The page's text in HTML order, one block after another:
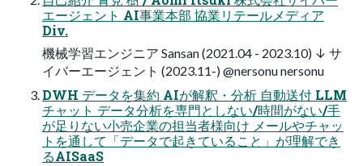
エージェント AI事業本部 協業リテールメディア
Div.
機械学習エンジニア Sansan (2021.04 - 2023.10) ↓ サ
イバーエージェント (2023.11-) @nersonu nersonu
DWH データを集約 AIが解釈・分析 自動送付 LLM
チャット データ分析を専門としない/時間がない/手
が足りない小売企業の担当者様向け メールやチャッ
トを通して「データで起きていること」が理解でき
るAISaaS